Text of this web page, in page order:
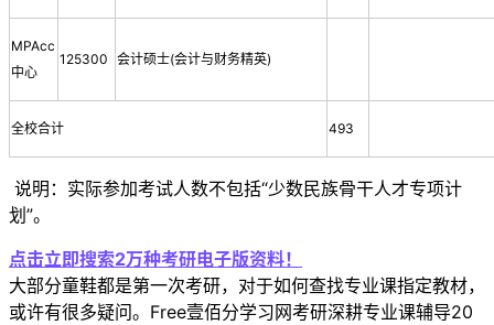
MPAcc
中心
125300 会计硕士(会计与财务精英)
全校合计 493
说明：实际参加考试人数不包括“少数民族骨干人才专项计
划”。
点击立即搜索2万种考研电子版资料！
大部分童鞋都是第一次考研，对于如何查找专业课指定教材，
或许有很多疑问。Free壹佰分学习网考研深耕专业课辅导20